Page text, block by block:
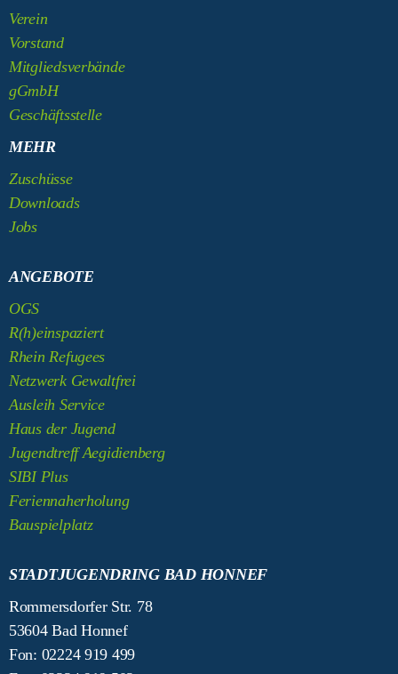
Verein
Vorstand
Mitgliedsverbände
gGmbH
Geschäftsstelle
MEHR
Zuschüsse
Downloads
Jobs
ANGEBOTE
OGS
R(h)einspaziert
Rhein Refugees
Netzwerk Gewaltfrei
Ausleih Service
Haus der Jugend
Jugendtreff Aegidienberg
SIBI Plus
Feriennaherholung
Bauspielplatz
STADTJUGENDRING BAD HONNEF
Rommersdorfer Str. 78
53604 Bad Honnef
Fon: 02224 919 499